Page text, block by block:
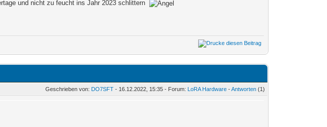
und nicht zu feucht ins Jahr 2023 schlittern
Geschrieben von: DO7SFT - 16.12.2022, 15:35 - Forum: LoRA Hardware -Antworten (1)